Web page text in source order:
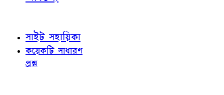
সাইট সহায়িকা
কয়েকটি সাধারণ
প্রশ্ন